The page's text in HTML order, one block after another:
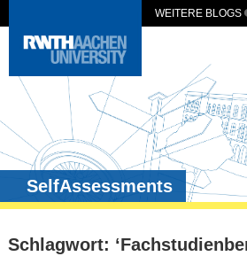
WEITERE BLOGS
SelfAssessments
Schlagwort: